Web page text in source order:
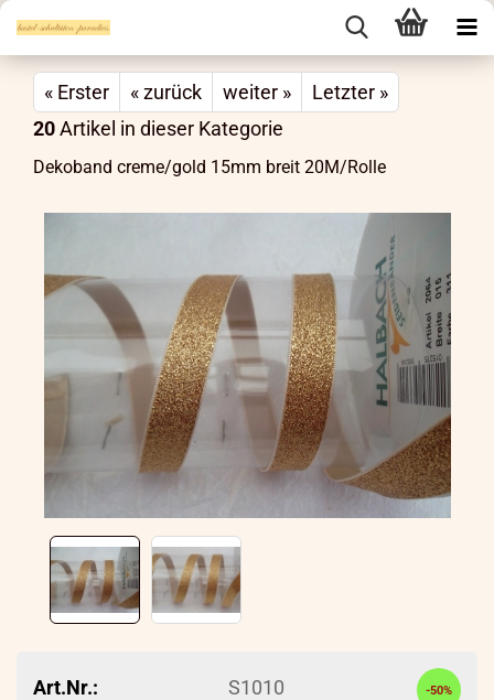
« Erster « zurück weiter »
Letzter »
20Artikel in dieser Kategorie
Dekoband creme/gold 15mm breit 20M/Rolle
-50%
Art.Nr.:
S1010